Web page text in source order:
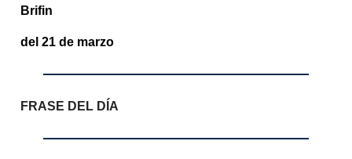
Brifin
del 21 de marzo
FRASE DEL DÍA